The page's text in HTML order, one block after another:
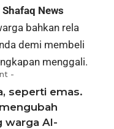
Shafaq News
bahkan rela
demi membeli
menggali.
-
seperti emas.
warga Al-